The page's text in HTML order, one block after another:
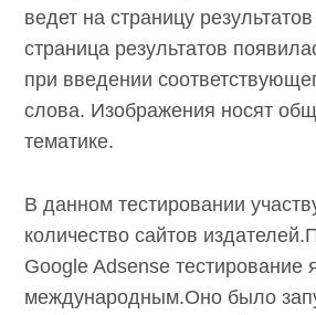
ведет на страницу
страница результатов
при введении
слова. Изображения носят
тематике.
В данном тестировании
количество сайтов
Google Adsense тестирование
международным.Оно было